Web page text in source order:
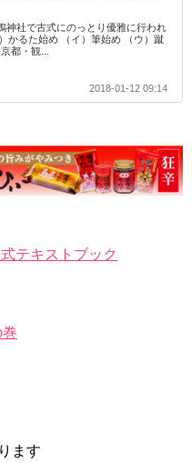
神社で古式にのっとり優雅に行われ
かるた始め （イ）筆始め （ウ）蹴
都・観...
2018-01-12 09:14
テキストブック
ます